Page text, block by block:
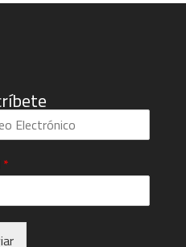
*